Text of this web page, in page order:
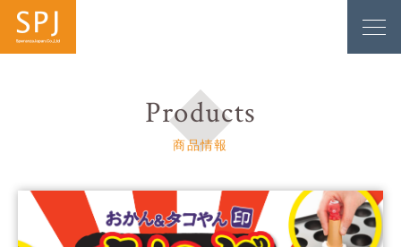
Products
商品情報